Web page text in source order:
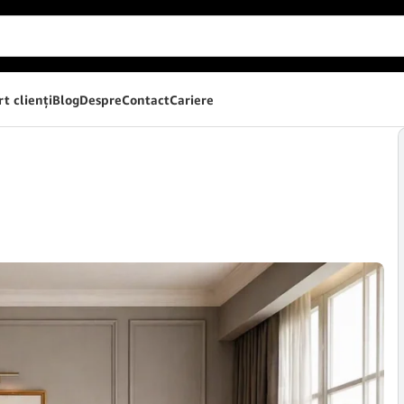
clienţiBlogDespreContactCariere